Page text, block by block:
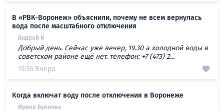
В «РВК-Воронеж» объяснили, почему не всем вернулась
вода после масштабного отключения
Андрей К
Добрый день. Сейчас уже вечер, 19.30 а холодной воды в
советском районе ещё нет. телефон: +7 (473) 2...
19:36 Вчера
Когда включат воду после отключения в Воронеже
Ирина Буянова